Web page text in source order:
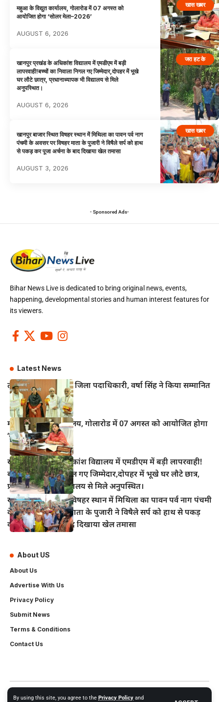
By using this site, you agree to the Privacy Policy and
खास खबर
महुआ के विद्युत कार्यालय, गोलारोड में 07 अगस्त को
आयोजित होगा ‘सोलर मेला–2026’
AUGUST 6, 2026
जरा हट के
खानपुर प्रखंड के अधिकांश विद्यालय में एमडीएम में बड़ी
लापरवाही!बच्चों का निवाला निगल गए जिम्मेदार,दोपहर में भूखे
घर लौटे छात्र, प्रधानाध्यापक भी विद्यालय से मिले
अनुपस्थित।
AUGUST 6, 2026
खास खबर
खानपुर बाजार स्थित विषहर स्थान में मिथिला का पावन पर्व नाग
पंचमी के अवसर पर विषहर माता के पुजारी ने विषैले सर्प को हाथ
से पकड़ कर पूजा अर्चना के बाद दिखाया खेल तमासा
AUGUST 3, 2026
- Sponsored Ads-
Bihar News Live is dedicated to bring original news, events,
happening, developmental stories and human interest features for
its viewers.
Latest News
तीन वरिष्ठ पत्रकारों को जिला पदाधिकारी, वर्षा सिंह ने किया सम्मानित
महुआ के विद्युत कार्यालय, गोलारोड में 07 अगस्त को आयोजित होगा
‘सोलर मेला–2026’
खानपुर प्रखंड के अधिकांश विद्यालय में एमडीएम में बड़ी लापरवाही!
बच्चों का निवाला निगल गए जिम्मेदार,दोपहर में भूखे घर लौटे छात्र,
प्रधानाध्यापक भी विद्यालय से मिले अनुपस्थित।
खानपुर बाजार स्थित विषहर स्थान में मिथिला का पावन पर्व नाग पंचमी
के अवसर पर विषहर माता के पुजारी ने विषैले सर्प को हाथ से पकड़
कर पूजा अर्चना के बाद दिखाया खेल तमासा
About US
About Us
Advertise With Us
Privacy Policy
Submit News
Terms & Conditions
Contact Us
2024- All Rights Reserved. Bihar News Live .Website Created by and